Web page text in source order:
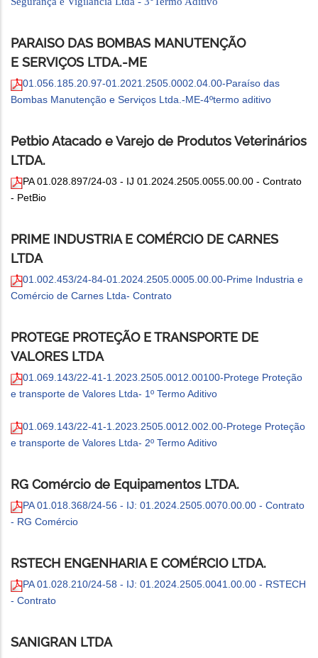
PARAISO DAS BOMBAS MANUTENÇÃO
E SERVIÇOS LTDA.-ME
01.056.185.20.97-01.2021.2505.0002.04.00-Paraíso das
Bombas Manutenção e Serviços Ltda.-ME-4ºtermo aditivo
Petbio Atacado e Varejo de Produtos Veterinários
LTDA.
PA 01.028.897/24-03 - IJ 01.2024.2505.0055.00.00 - Contrato
- PetBio
PRIME INDUSTRIA E COMÉRCIO DE CARNES
LTDA
01.002.453/24-84-01.2024.2505.0005.00.00-Prime Industria e
Comércio de Carnes Ltda- Contrato
PROTEGE PROTEÇÃO E TRANSPORTE DE
VALORES LTDA
01.069.143/22-41-1.2023.2505.0012.00100-Protege Proteção
e transporte de Valores Ltda- 1º Termo Aditivo
01.069.143/22-41-1.2023.2505.0012.002.00-Protege Proteção
e transporte de Valores Ltda- 2º Termo Aditivo
RG Comércio de Equipamentos LTDA.
PA 01.018.368/24-56 - IJ: 01.2024.2505.0070.00.00 - Contrato
- RG Comércio
RSTECH ENGENHARIA E COMÉRCIO LTDA.
PA 01.028.210/24-58 - IJ: 01.2024.2505.0041.00.00 - RSTECH
- Contrato
SANIGRAN LTDA